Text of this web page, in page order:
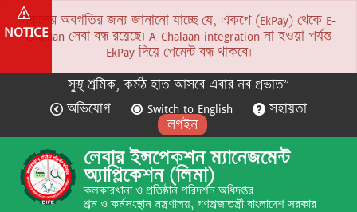
NOTICE
সকলের অবগতির জন্য জানানো যাচ্ছে যে, একপে (EkPay) থেকে E-
Chalaan সেবা বন্ধ রয়েছে। A-Chalaan integration না হওয়া পর্যন্ত
EkPay দিয়ে পেমেন্ট বন্ধ থাকবে।
সুস্থ শ্রমিক, কর্মঠ হাত আসবে এবার নব প্রভাত”
অভিযোগ
Switch to English
সহায়তা
লগইন
লেবার ইন্সপেকশন ম্যানেজমেন্ট
অ্যাপ্লিকেশন (লিমা)
কলকারখানা ও প্রতিষ্ঠান পরিদর্শন অধিদপ্তর
শ্রম ও কর্মসংস্থান মন্ত্রণালয়, গণপ্রজাতন্ত্রী বাংলাদেশ সরকার